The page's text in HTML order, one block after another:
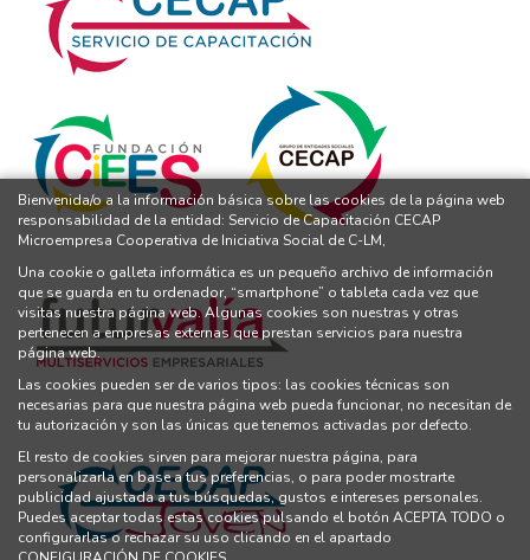
Bienvenida/o a la información básica sobre las cookies de la página web
responsabilidad de la entidad: Servicio de Capacitación CECAP
Microempresa Cooperativa de Iniciativa Social de C-LM,
Una cookie o galleta informática es un pequeño archivo de información
que se guarda en tu ordenador, “smartphone” o tableta cada vez que
visitas nuestra página web. Algunas cookies son nuestras y otras
pertenecen a empresas externas que prestan servicios para nuestra
página web.
Las cookies pueden ser de varios tipos: las cookies técnicas son
necesarias para que nuestra página web pueda funcionar, no necesitan de
tu autorización y son las únicas que tenemos activadas por defecto.
El resto de cookies sirven para mejorar nuestra página, para
personalizarla en base a tus preferencias, o para poder mostrarte
publicidad ajustada a tus búsquedas, gustos e intereses personales.
Puedes aceptar todas estas cookies pulsando el botón ACEPTA TODO o
configurarlas o rechazar su uso clicando en el apartado